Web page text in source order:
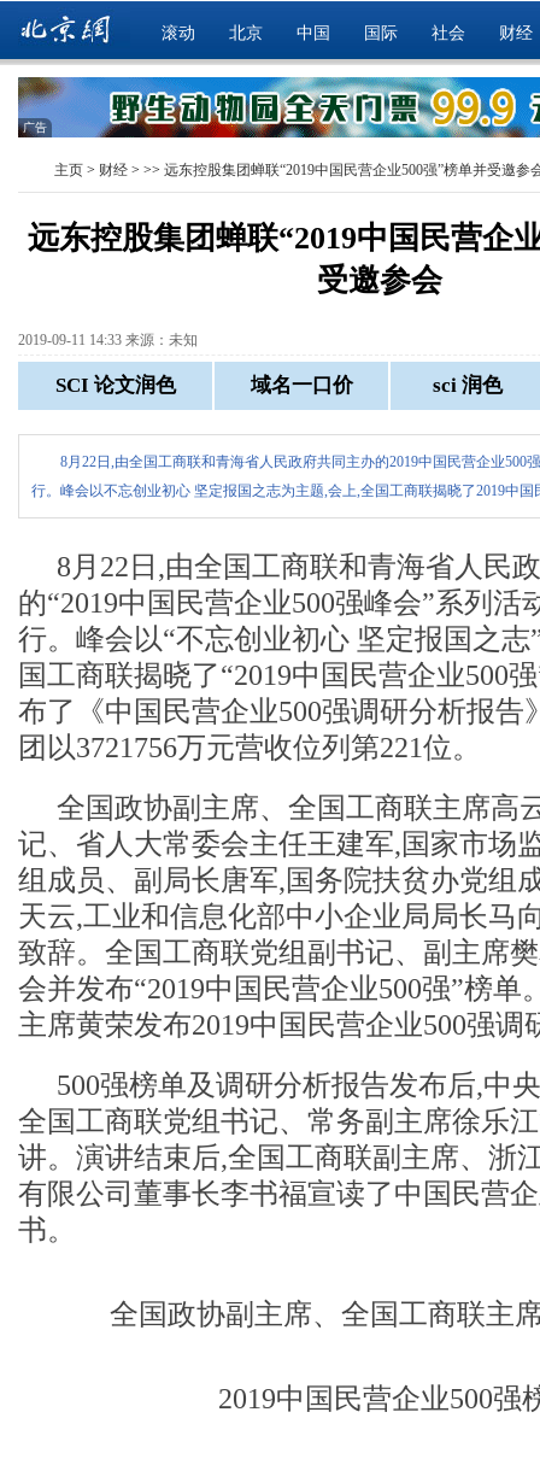
滚动 北京 中国 国际 社会 财经
广告
主页 > 财经 > >> 远东控股集团蝉联“2019中国民营企业500强”榜单并受邀参
远东控股集团蝉联“2019中国民营企
受邀参会
2019-09-11 14:33 来源：未知
8月22日,由全国工商联和青海省人民政府共同主办的2019中国民营企业500
行。峰会以不忘创业初心 坚定报国之志为主题,会上,全国工商联揭晓了2019中国
8月22日,由全国工商联和青海省人民
的“2019中国民营企业500强峰会”系列活
行。峰会以“不忘创业初心 坚定报国之志
国工商联揭晓了“2019中国民营企业500
布了《中国民营企业500强调研分析报告
团以3721756万元营收位列第221位。
全国政协副主席、全国工商联主席高
记、省人大常委会主任王建军,国家市场
组成员、副局长唐军,国务院扶贫办党组
天云,工业和信息化部中小企业局局长马
致辞。全国工商联党组副书记、副主席
会并发布“2019中国民营企业500强”榜单
主席黄荣发布2019中国民营企业500强调
500强榜单及调研分析报告发布后,中
全国工商联党组书记、常务副主席徐乐
讲。演讲结束后,全国工商联副主席、浙
有限公司董事长李书福宣读了中国民营
书。
全国政协副主席、全国工商联主
2019中国民营企业500强